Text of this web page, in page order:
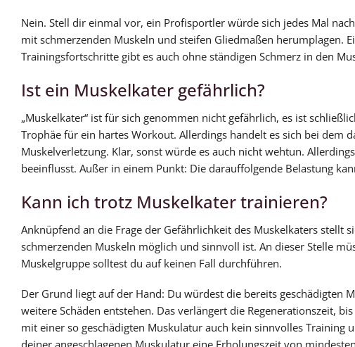
Nein. Stell dir einmal vor, ein Profisportler würde sich jedes Mal
mit schmerzenden Muskeln und steifen Gliedmaßen herumplagen.
Trainingsfortschritte gibt es auch ohne ständigen Schmerz in den
Ist ein Muskelkater gefährlich?
„Muskelkater“ ist für sich genommen nicht gefährlich, es ist
Trophäe für ein hartes Workout. Allerdings handelt es sich bei dem
Muskelverletzung. Klar, sonst würde es auch nicht wehtun.
beeinflusst. Außer in einem Punkt: Die darauffolgende Belastung
Kann ich trotz Muskelkater trainieren?
Anknüpfend an die Frage der Gefährlichkeit des Muskelkaters stellt
schmerzenden Muskeln möglich und sinnvoll ist. An dieser Stelle
Muskelgruppe solltest du auf keinen Fall durchführen.
Der Grund liegt auf der Hand: Du würdest die bereits geschädigten
weitere Schäden entstehen. Das verlängert die Regenerationszeit,
mit einer so geschädigten Muskulatur auch kein sinnvolles